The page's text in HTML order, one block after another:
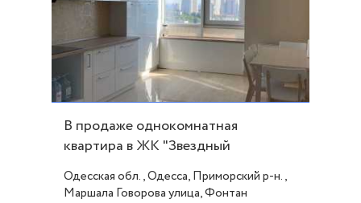
В продаже однокомнатная
квартира в ЖК "Звездный
городок-2" ID 49930
Одесская обл., Одесса, Приморский р-н.,
Маршала Говорова улица, Фонтан